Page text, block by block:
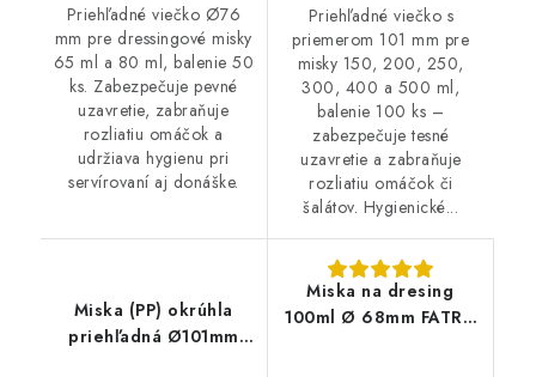
Priehľadné viečko Ø76
mm pre dressingové misky
65 ml a 80 ml, balenie 50
ks. Zabezpečuje pevné
uzavretie, zabraňuje
rozliatiu omáčok a
udržiava hygienu pri
servírovaní aj donáške.
Priehľadné viečko s
priemerom 101 mm pre
misky 150, 200, 250,
300, 400 a 500 ml,
balenie 100 ks –
zabezpečuje tesné
uzavretie a zabraňuje
rozliatiu omáčok či
šalátov. Hygienické...
Miska (PP) okrúhla
priehľadná Ø101mm
Miska na dresing
100ml Ø 68mm FATRA